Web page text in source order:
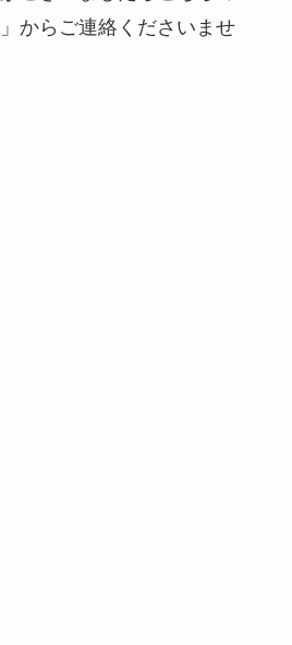
」からご連絡くださいませ